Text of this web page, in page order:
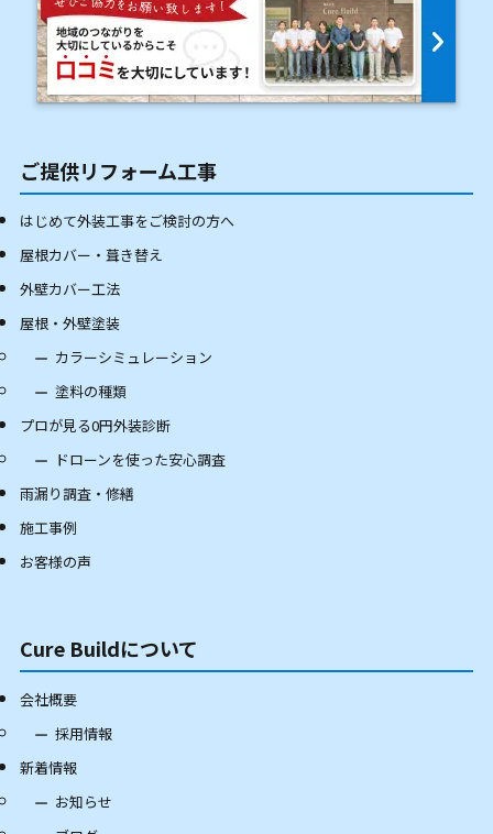
ご提供リフォーム工事
はじめて外装工事をご検討の方へ
屋根カバー・葺き替え
外壁カバー工法
屋根・外壁塗装
カラーシミュレーション
塗料の種類
プロが見る0円外装診断
ドローンを使った安心調査
雨漏り調査・修繕
施工事例
お客様の声
Cure Buildについて
会社概要
採用情報
新着情報
お知らせ